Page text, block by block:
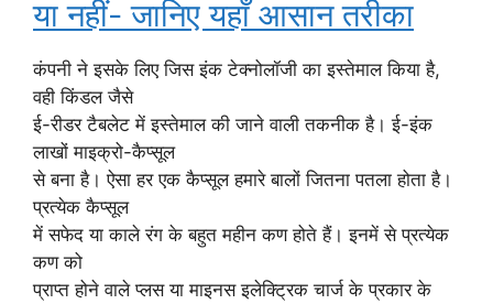
या नहीं- जानिए यहाँ आसान तरीका
कंपनी ने इसके लिए जिस इंक टेक्नोलॉजी का इस्तेमाल किया है,
वही किंडल जैसे
ई-रीडर टैबलेट में इस्तेमाल की जाने वाली तकनीक है। ई-इंक
लाखों माइक्रो-कैप्सूल
से बना है। ऐसा हर एक कैप्सूल हमारे बालों जितना पतला होता है।
प्रत्येक कैप्सूल
में सफेद या काले रंग के बहुत महीन कण होते हैं। इनमें से प्रत्येक
कण को
​​प्राप्त होने वाले प्लस या माइनस इलेक्ट्रिक चार्ज के प्रकार के